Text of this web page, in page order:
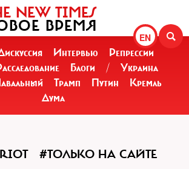
EN
NEW TIMES
ВРЕМЯ
Интервью
Репрессии
Блоги /
Украина
Трамп Путин
Кремль
Дума
#ТОЛЬКО НА САЙТЕ